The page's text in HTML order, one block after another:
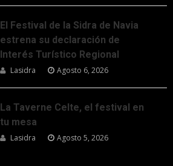
El Festival de la Sidra de Navia
estrena su declaración de
Interés Turístico Regional
Lasidra Agosto 6, 2026
La Taverne Celte, el festival en
tu mesa
Lasidra Agosto 5, 2026